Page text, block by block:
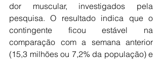
dor muscular, investigados pela
pesquisa. O resultado indica que o
contingente ficou estável na
comparação com a semana anterior
(15,3 milhões ou 7,2% da população) e